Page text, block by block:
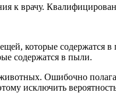
к врачу.
которые
содержатся в пыли.
Ошибочно
исключить